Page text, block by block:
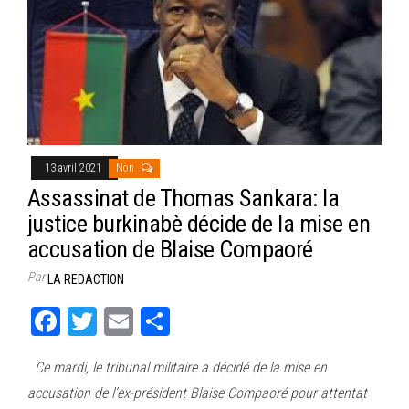
13 avril 2021 Non
Assassinat de Thomas Sankara: la
justice burkinabè décide de la mise en
accusation de Blaise Compaoré
ParLA REDACTION
Fa
bo
T
tt
E
ail ag
Ce mardi, le tribunal militaire a décidé de la mise en
accusation de l’ex-président Blaise Compaoré pour attentat